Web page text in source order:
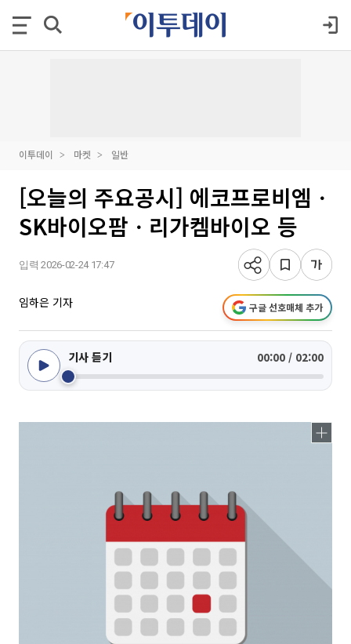
이투데이 마켓 일반
[오늘의 주요공시] 에코프로비엠ㆍ
SK바이오팜ㆍ리가켐바이오 등
입력 2026-02-24 17:47
임하은 기자 구글 선호매체 추가
기사 듣기 00:00 / 02:00